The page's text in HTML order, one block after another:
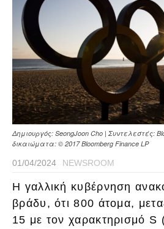
Δημιουργός: SeongJoon Cho | Συντελεστές:
δικαιώματα: © 2017 Bloomberg Finance LP
01/04/2024 NEWSROOM
Η γαλλική κυβέρνηση
βράδυ, ότι 800 άτομα,
15 με τον χαρακτηρισμό S